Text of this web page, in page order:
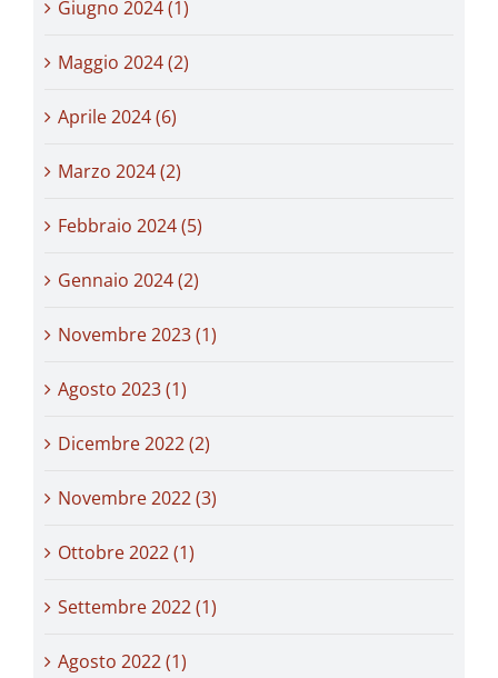
Giugno 2024 (1)
Maggio 2024 (2)
Aprile 2024 (6)
Marzo 2024 (2)
Febbraio 2024 (5)
Gennaio 2024 (2)
Novembre 2023 (1)
Agosto 2023 (1)
Dicembre 2022 (2)
Novembre 2022 (3)
Ottobre 2022 (1)
Settembre 2022 (1)
Agosto 2022 (1)